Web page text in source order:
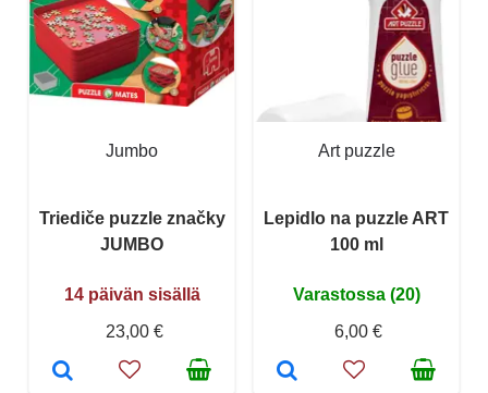
Jumbo
Triediče puzzle značky
JUMBO
14 päivän sisällä
23,00 €
Art puzzle
Lepidlo na puzzle ART
100 ml
Varastossa (20)
6,00 €